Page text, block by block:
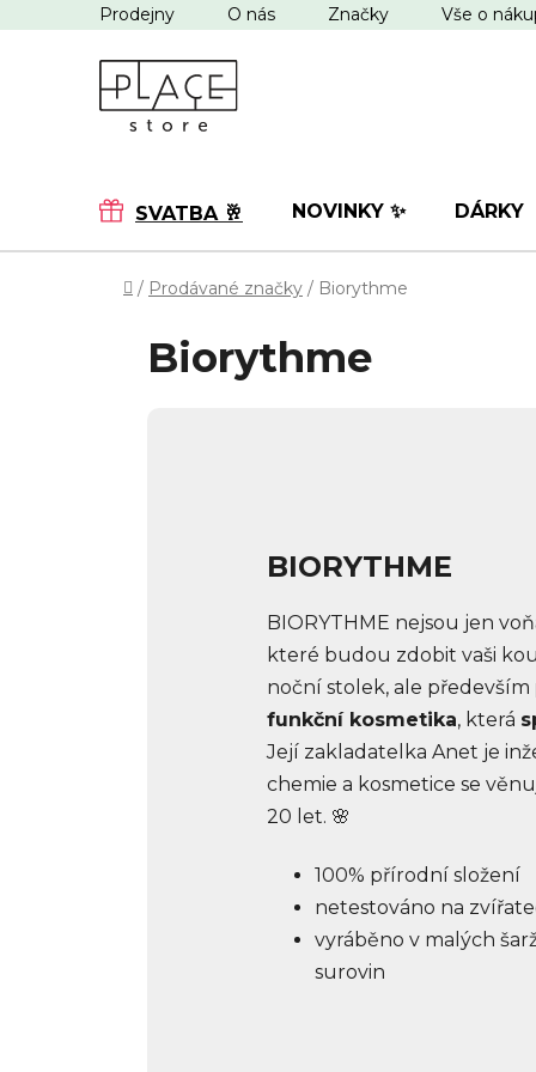
na
Prodejny O nás Značky Vše o
SVATBA 🥂 NOVINKY ✨ DÁRKY
Domů
/ Prodávané značky / Biorythme
Biorythme
BIORYTHME
BIORYTHME nejsou jen
které budou zdobit vaši
noční stolek, ale především
funkční kosmetika, která
Její zakladatelka Anet je
chemie a kosmetice se
20 let. 🌸
100% přírodní složení
netestováno na
vyráběno v malých
surovin